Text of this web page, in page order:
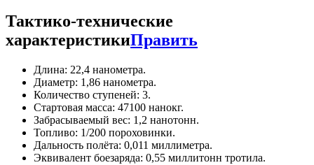
Тактико-технические
характеристикиПравить
Длина: 22,4 нанометра.
Диаметр: 1,86 нанометра.
Количество ступеней: 3.
Стартовая масса: 47100 нанокг.
Забрасываемый вес: 1,2 нанотонн.
Топливо: 1/200 пороховинки.
Дальность полёта: 0,011 миллиметра.
Эквивалент боезаряда: 0,55 миллитонн тротила.